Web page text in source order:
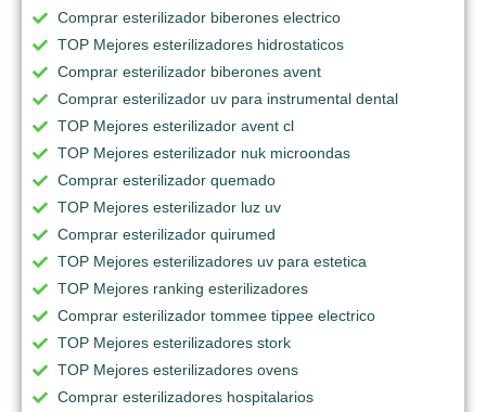
Comprar esterilizador biberones electrico
TOP Mejores esterilizadores hidrostaticos
Comprar esterilizador biberones avent
Comprar esterilizador uv para instrumental dental
TOP Mejores esterilizador avent cl
TOP Mejores esterilizador nuk microondas
Comprar esterilizador quemado
TOP Mejores esterilizador luz uv
Comprar esterilizador quirumed
TOP Mejores esterilizadores uv para estetica
TOP Mejores ranking esterilizadores
Comprar esterilizador tommee tippee electrico
TOP Mejores esterilizadores stork
TOP Mejores esterilizadores ovens
Comprar esterilizadores hospitalarios